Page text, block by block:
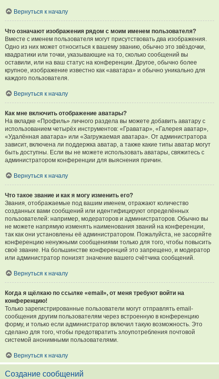
Вернуться к началу
Что означают изображения рядом с моим именем пользователя?
Вместе с именем пользователя могут присутствовать два изображения.
Одно из них может относиться к вашему званию, обычно это звёздочки,
квадратики или точки, указывающие на то, сколько сообщений вы
оставили, или на ваш статус на конференции. Другое, обычно более
крупное, изображение известно как «аватара» и обычно уникально для
каждого пользователя.
Вернуться к началу
Как мне включить отображение аватары?
На вкладке «Профиль» личного раздела вы можете добавить аватару с
использованием четырёх инструментов: «Граватар», «Галерея аватар»,
«Удалённая аватара» или «Загружаемая аватара». От администратора
зависит, включена ли поддержка аватар, а также какие типы аватар могут
быть доступны. Если вы не можете использовать аватары, свяжитесь с
администратором конференции для выяснения причин.
Вернуться к началу
Что такое звание и как я могу изменить его?
Звания, отображаемые под вашим именем, отражают количество
созданных вами сообщений или идентифицируют определённых
пользователей: например, модераторов и администраторов. Обычно вы
не можете напрямую изменять наименования званий на конференции,
так как они установлены её администратором. Пожалуйста, не засоряйте
конференцию ненужными сообщениями только для того, чтобы повысить
своё звание. На большинстве конференций это запрещено, и модератор
или администратор понизят значение вашего счётчика сообщений.
Вернуться к началу
Когда я щёлкаю по ссылке «email», от меня требуют войти на
конференцию!
Только зарегистрированные пользователи могут отправлять email-
сообщения другим пользователям через встроенную в конференцию
форму, и только если администратор включил такую возможность. Это
сделано для того, чтобы предотвратить злоупотребления почтовой
системой анонимными пользователями.
Вернуться к началу
Создание сообщений